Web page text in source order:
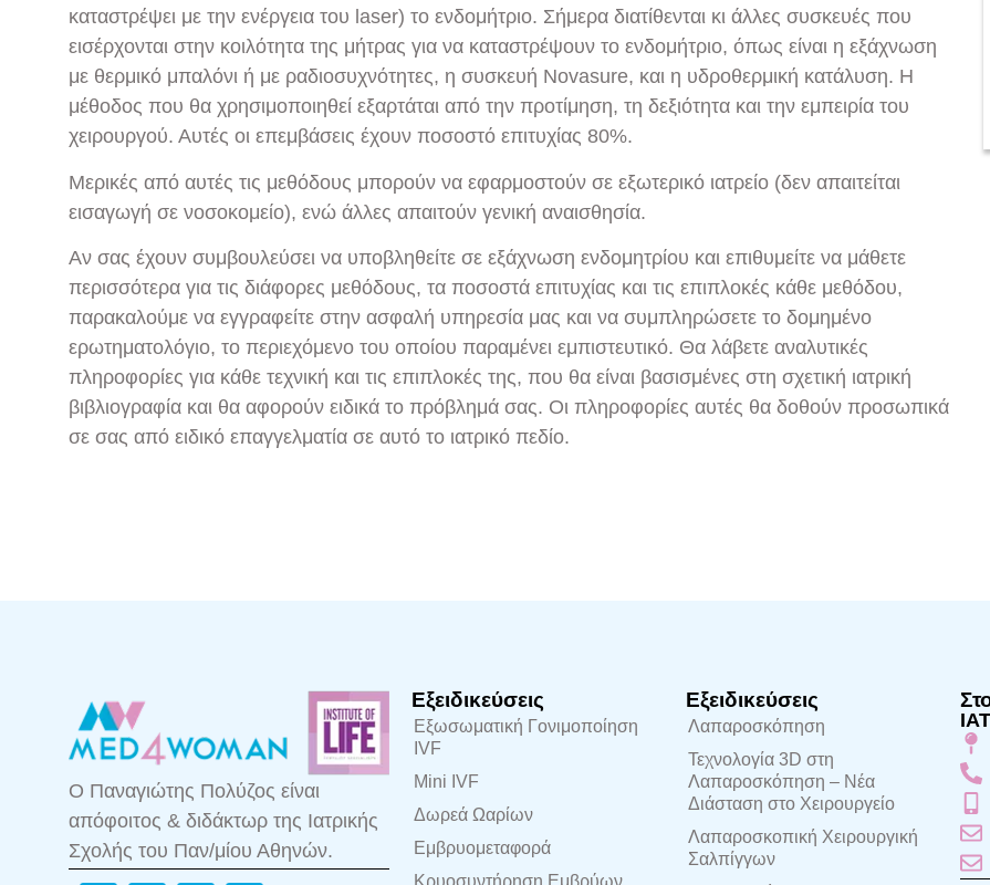
καταστρέψει με την ενέργεια του laser) το ενδομήτριο. Σήμερα διατίθενται κι άλλες συσκευές που
εισέρχονται στην κοιλότητα της μήτρας για να καταστρέψουν το ενδομήτριο, όπως είναι η εξάχνωση
με θερμικό μπαλόνι ή με ραδιοσυχνότητες, η συσκευή Novasure, και η υδροθερμική κατάλυση. Η
μέθοδος που θα χρησιμοποιηθεί εξαρτάται από την προτίμηση, τη δεξιότητα και την εμπειρία του
χειρουργού. Αυτές οι επεμβάσεις έχουν ποσοστό επιτυχίας 80%.
Μερικές από αυτές τις μεθόδους μπορούν να εφαρμοστούν σε εξωτερικό ιατρείο (δεν απαιτείται
εισαγωγή σε νοσοκομείο), ενώ άλλες απαιτούν γενική αναισθησία.
Αν σας έχουν συμβουλεύσει να υποβληθείτε σε εξάχνωση ενδομητρίου και επιθυμείτε να μάθετε
περισσότερα για τις διάφορες μεθόδους, τα ποσοστά επιτυχίας και τις επιπλοκές κάθε μεθόδου,
παρακαλούμε να εγγραφείτε στην ασφαλή υπηρεσία μας και να συμπληρώσετε το δομημένο
ερωτηματολόγιο, το περιεχόμενο του οποίου παραμένει εμπιστευτικό. Θα λάβετε αναλυτικές
πληροφορίες για κάθε τεχνική και τις επιπλοκές της, που θα είναι βασισμένες στη σχετική ιατρική
βιβλιογραφία και θα αφορούν ειδικά το πρόβλημά σας. Οι πληροφορίες αυτές θα δοθούν προσωπικά
σε σας από ειδικό επαγγελματία σε αυτό το ιατρικό πεδίο.
Ο Παναγιώτης Πολύζος είναι
απόφοιτος & διδάκτωρ της Ιατρικής
Σχολής του Παν/μίου Αθηνών.
Εξειδικεύσεις
Εξωσωματική Γονιμοποίηση
IVF
Mini IVF
Δωρεά Ωαρίων
Εμβρυομεταφορά
Εξειδικεύσεις
Λαπαροσκόπηση
Τεχνολογία 3D στη
Λαπαροσκόπηση – Νέα
Διάσταση στο Χειρουργείο
Λαπαροσκοπική Χειρουργική
Σαλπίγγων